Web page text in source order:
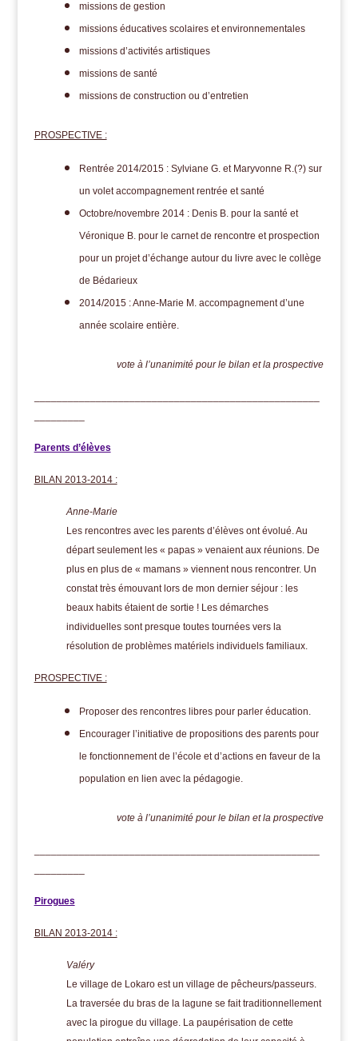
missions de gestion
missions éducatives scolaires et environnementales
missions d’activités artistiques
missions de santé
missions de construction ou d’entretien
PROSPECTIVE :
Rentrée 2014/2015 : Sylviane G. et Maryvonne R.(?) sur
un volet accompagnement rentrée et santé
Octobre/novembre 2014 : Denis B. pour la santé et
Véronique B. pour le carnet de rencontre et prospection
pour un projet d’échange autour du livre avec le collège
de Bédarieux
2014/2015 : Anne-Marie M. accompagnement d’une
année scolaire entière.
vote à l’unanimité pour le bilan et la prospective
Parents d’élèves
BILAN 2013-2014 :
Anne-Marie
Les rencontres avec les parents d’élèves ont évolué. Au
départ seulement les « papas » venaient aux réunions. De
plus en plus de « mamans » viennent nous rencontrer. Un
constat très émouvant lors de mon dernier séjour : les
beaux habits étaient de sortie ! Les démarches
individuelles sont presque toutes tournées vers la
résolution de problèmes matériels individuels familiaux.
PROSPECTIVE :
Proposer des rencontres libres pour parler éducation.
Encourager l’initiative de propositions des parents pour
le fonctionnement de l’école et d’actions en faveur de la
population en lien avec la pédagogie.
vote à l’unanimité pour le bilan et la prospective
Pirogues
BILAN 2013-2014 :
Valéry
Le village de Lokaro est un village de pêcheurs/passeurs.
La traversée du bras de la lagune se fait traditionnellement
avec la pirogue du village. La paupérisation de cette